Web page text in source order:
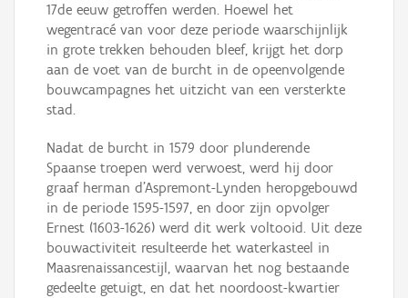
17de eeuw getroffen werden. Hoewel het
wegentracé van voor deze periode waarschijnlijk
in grote trekken behouden bleef, krijgt het dorp
aan de voet van de burcht in de opeenvolgende
bouwcampagnes het uitzicht van een versterkte
stad.
Nadat de burcht in 1579 door plunderende
Spaanse troepen werd verwoest, werd hij door
graaf herman d’Aspremont-Lynden heropgebouwd
in de periode 1595-1597, en door zijn opvolger
Ernest (1603-1626) werd dit werk voltooid. Uit deze
bouwactiviteit resulteerde het waterkasteel in
Maasrenaissancestijl, waarvan het nog bestaande
gedeelte getuigt, en dat het noordoost-kwartier